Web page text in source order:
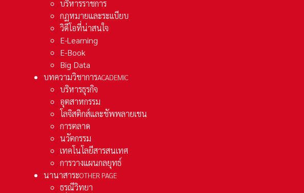
บริหารราชการ
กฏหมายและระเเบียบ
วิดีโอที่น่าสนใจ
E-Learning
E-Book
Big Data
บทความวิชาการACADEMIC
บริหารธุรกิจ
อุตสาหกรรม
โลจิสติกส์และชัพพลายเชน
การตลาด
นวัตกรรม
เทคโนโลยีสารสนเทศ
การวางแผนกลยุทธ์
นานาสาระOTHER PAGE
ธรณีวิทยา